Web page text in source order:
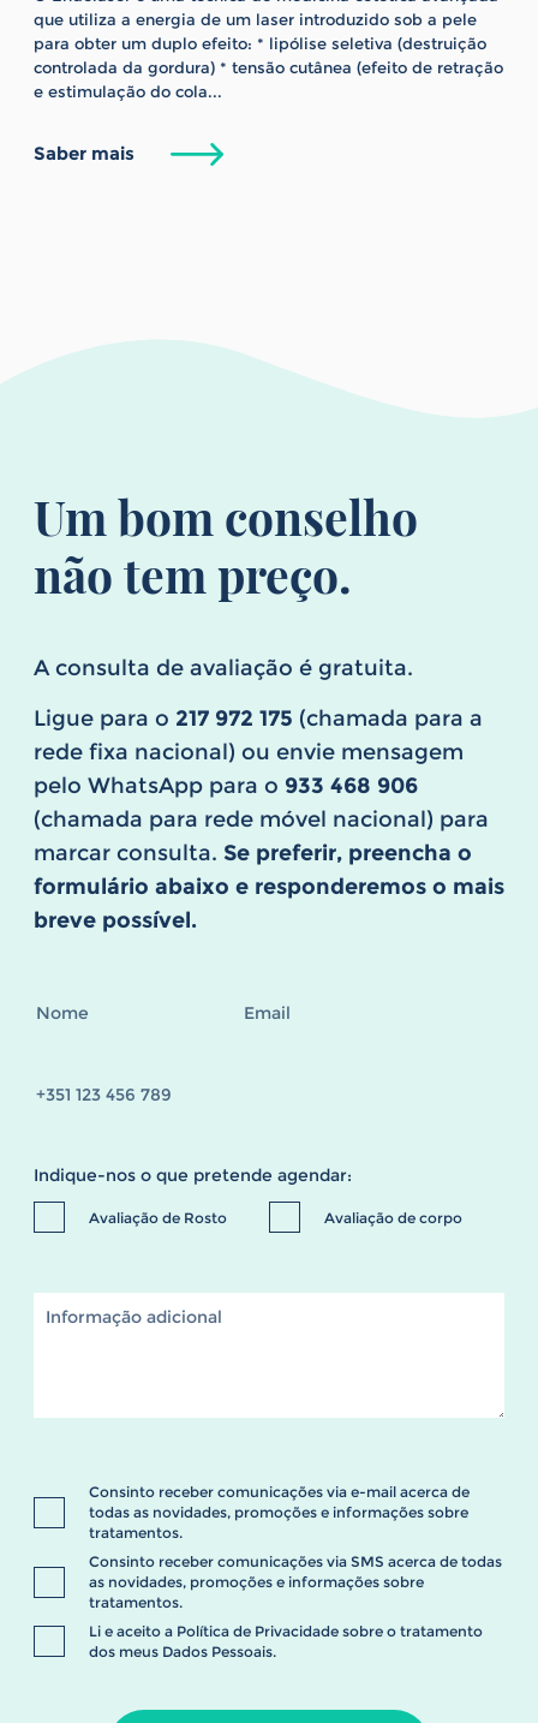
que utiliza a energia de um laser introduzido sob a pele
para obter um duplo efeito: * lipólise seletiva (destruição
controlada da gordura) * tensão cutânea (efeito de retração
e estimulação do cola...
Saber mais
Um bom conselho
não tem preço.
A consulta de avaliação é gratuita.
Ligue para o 217 972 175 (chamada para a
rede fixa nacional) ou envie mensagem
pelo WhatsApp para o 933 468 906
(chamada para rede móvel nacional) para
marcar consulta. Se preferir, preencha o
formulário abaixo e responderemos o mais
breve possível.
Indique-nos o que pretende agendar:
Avaliação de Rosto Avaliação de corpo
Consinto receber comunicações via e-mail acerca de
todas as novidades, promoções e informações sobre
tratamentos.
Consinto receber comunicações via SMS acerca de todas
as novidades, promoções e informações sobre
tratamentos.
Li e aceito a Política de Privacidade sobre o tratamento
dos meus Dados Pessoais.